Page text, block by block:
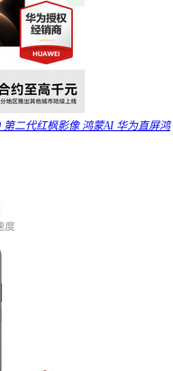
第二代红枫影像 鸿蒙AI 华为直屏鸿